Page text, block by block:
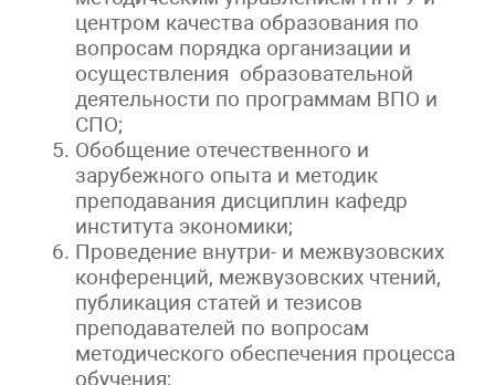
центром качества образования по
вопросам порядка организации и
осуществления образовательной
деятельности по программам ВПО и
СПО;
Обобщение отечественного и
зарубежного опыта и методик
преподавания дисциплин кафедр
института экономики;
Проведение внутри- и межвузовских
конференций, межвузовских чтений,
публикация статей и тезисов
преподавателей по вопросам
методического обеспечения процесса
обучения;